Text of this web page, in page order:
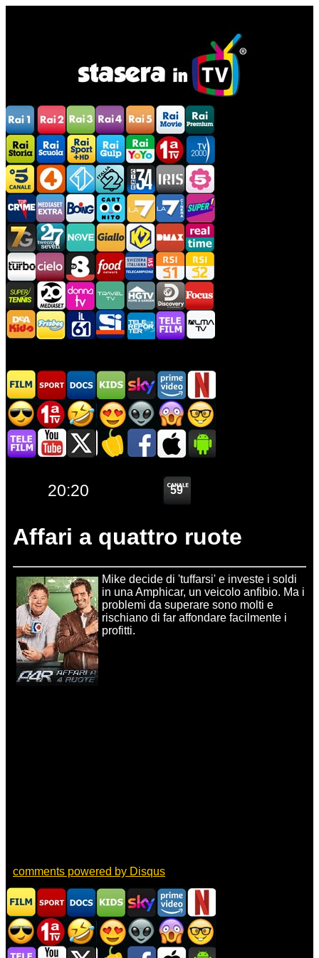
Affari a quattro ruote
Mike decide di 'tuffarsi' e investe i soldi
in una Amphicar, un veicolo anfibio. Ma i
problemi da superare sono molti e
rischiano di far affondare facilmente i
profitti.
comments powered by Disqus